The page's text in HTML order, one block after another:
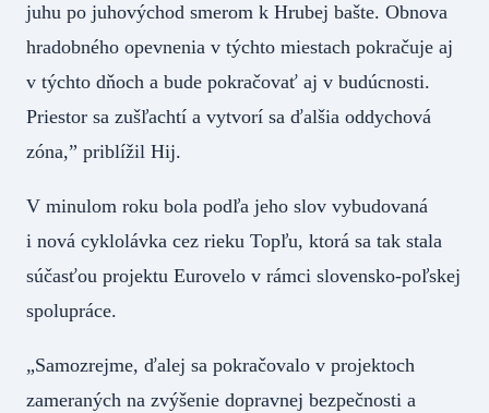
juhu po juhovýchod smerom k Hrubej bašte. Obnova
hradobného opevnenia v týchto miestach pokračuje aj
v týchto dňoch a bude pokračovať aj v budúcnosti.
Priestor sa zušľachtí a vytvorí sa ďalšia oddychová
zóna,” priblížil Hij.
V minulom roku bola podľa jeho slov vybudovaná
i nová cyklolávka cez rieku Topľu, ktorá sa tak stala
súčasťou projektu Eurovelo v rámci slovensko-poľskej
spolupráce.
„Samozrejme, ďalej sa pokračovalo v projektoch
zameraných na zvýšenie dopravnej bezpečnosti a